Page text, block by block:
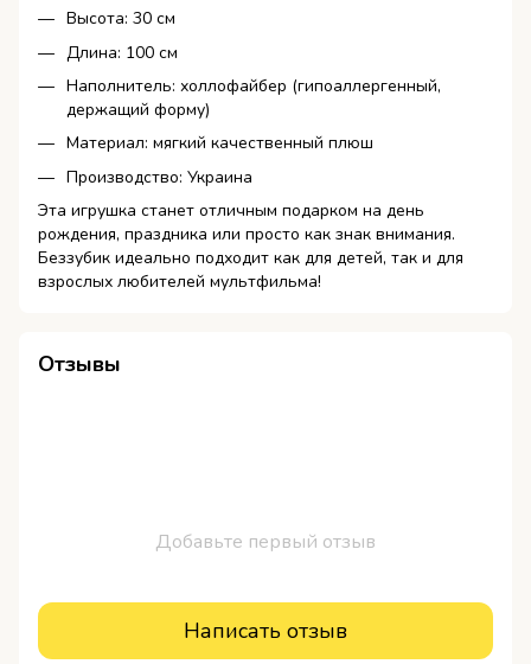
Высота: 30 см
Длина: 100 см
Наполнитель: холлофайбер (гипоаллергенный,
держащий форму)
Материал: мягкий качественный плюш
Производство: Украина
Эта игрушка станет отличным подарком на день
рождения, праздника или просто как знак внимания.
Беззубик идеально подходит как для детей, так и для
взрослых любителей мультфильма!
Отзывы
Добавьте первый отзыв
Написать отзыв